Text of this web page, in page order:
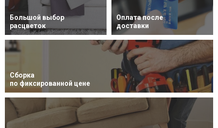
Большой выбор
расцветок
Оплата после
доставки
Сборка
по фиксированной цене